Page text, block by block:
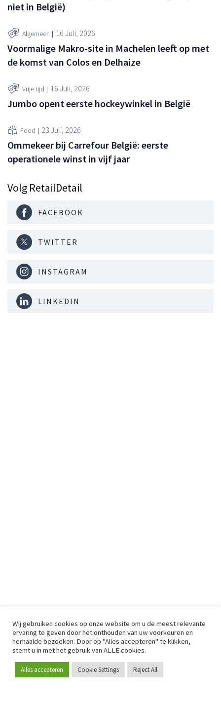
Word lid
niet in België)
Algemeen 16 Juli, 2026
Voormalige Makro-site in Machelen leeft op met
de komst van Colos en Delhaize
Vrije tijd 16 Juli, 2026
Jumbo opent eerste hockeywinkel in België
Food 23 Juli, 2026
Ommekeer bij Carrefour België: eerste
operationele winst in vijf jaar
Volg RetailDetail
FACEBOOK
TWITTER
INSTAGRAM
LINKEDIN
Wij gebruiken cookies op onze website om u de meest relevante
ervaring te geven door het onthouden van uw voorkeuren en
herhaalde bezoeken. Door op "Alles accepteren" te klikken,
stemt u in met het gebruik van ALLE cookies.
Alles accepteren Cookie Settings Reject All